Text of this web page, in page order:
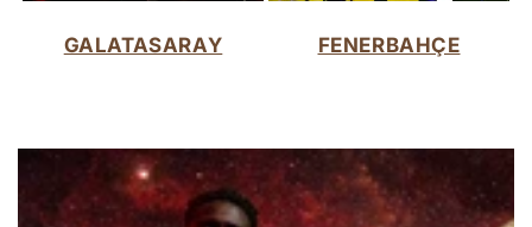
GALATASARAY FENERBAHÇE